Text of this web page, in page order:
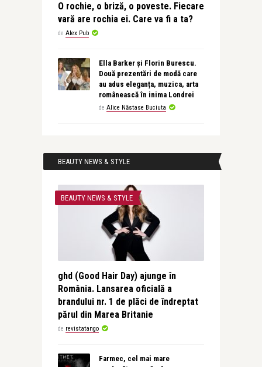
O rochie, o briză, o poveste. Fiecare
vară are rochia ei. Care va fi a ta?
de Alex Pub
Ella Barker și Florin Burescu.
Două prezentări de modă care
au adus eleganța, muzica, arta
românească în inima Londrei
de Alice Năstase Buciuta
BEAUTY NEWS & STYLE
BEAUTY NEWS & STYLE
ghd (Good Hair Day) ajunge în
România. Lansarea oficială a
brandului nr. 1 de plăci de îndreptat
părul din Marea Britanie
de revistatango
Farmec, cel mai mare